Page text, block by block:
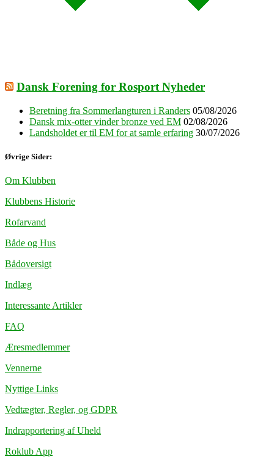
Dansk Forening for Rosport Nyheder
Beretning fra Sommerlangturen i Randers 05/08/2026
Dansk mix-otter vinder bronze ved EM 02/08/2026
Landsholdet er til EM for at samle erfaring 30/07/2026
Øvrige Sider:
Om Klubben
Klubbens Historie
Rofarvand
Både og Hus
Bådoversigt
Indlæg
Interessante Artikler
FAQ
Æresmedlemmer
Vennerne
Nyttige Links
Vedtægter, Regler, og GDPR
Indrapportering af Uheld
Roklub App